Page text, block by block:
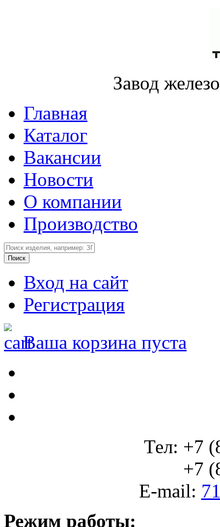
Завод
Главная
Каталог
Вакансии
Новости
О компании
Производство
Вход на сайт
Регистрация
Ваша корзина пуста
Тел: +7
+7
E-mail:
Режим работы: